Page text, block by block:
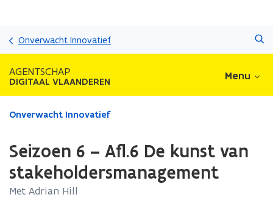
Onverwacht Innovatief
AGENTSCHAP
DIGITAAL VLAANDEREN Menu
Gedaan
bevindt
zich
op:
Onverwacht Innovatief
Seizoen 6 – Afl.6 De kunst van
stakeholdersmanagement
Met Adrian Hill